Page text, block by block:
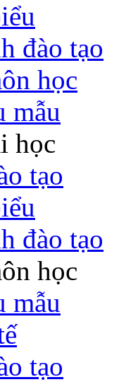
đào tạo
học
mẫu
học
tạo
đào tạo
học
mẫu
tạo